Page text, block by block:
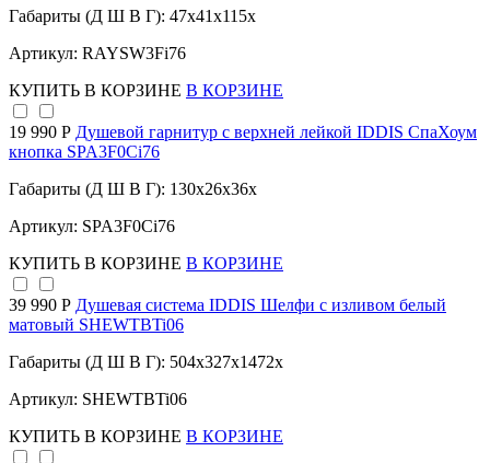
Габариты (Д Ш В Г): 47x41x115x
Артикул: RAYSW3Fi76
КУПИТЬ В КОРЗИНЕ В КОРЗИНЕ
19 990 Р Душевой гарнитур с верхней лейкой IDDIS СпаХоум
кнопка SPA3F0Ci76
Габариты (Д Ш В Г): 130x26x36x
Артикул: SPA3F0Ci76
КУПИТЬ В КОРЗИНЕ В КОРЗИНЕ
39 990 Р Душевая система IDDIS Шелфи с изливом белый
матовый SHEWTBTi06
Габариты (Д Ш В Г): 504x327x1472x
Артикул: SHEWTBTi06
КУПИТЬ В КОРЗИНЕ В КОРЗИНЕ